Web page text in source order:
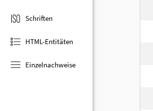
Schriften
HTML-Entitäten
Einzelnachweise